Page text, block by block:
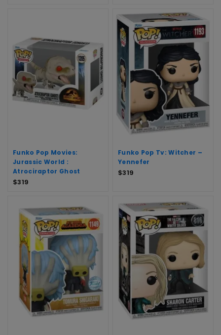
Funko Pop Movies:
Jurassic World :
Atrociraptor Ghost
$319
Funko Pop Tv: Witcher –
Yennefer
$319